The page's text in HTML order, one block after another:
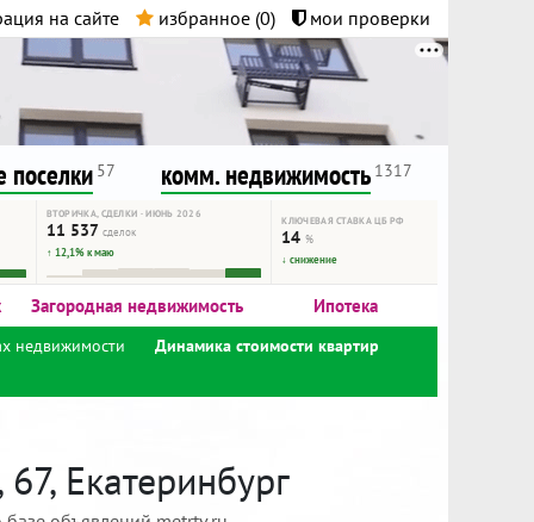
на сайте избранное (0) мои проверки
поселки 57 комм. недвижимость 1317
ВТОРИЧКА, СДЕЛКИ · ИЮНЬ 2026
11 537 сделок
↑ 12,1% к маю
КЛЮЧЕВАЯ СТАВКА ЦБ РФ
14%
↓ снижение
Загородная недвижимость Ипотека
недвижимости
Динамика стоимости квартир
Екатеринбург